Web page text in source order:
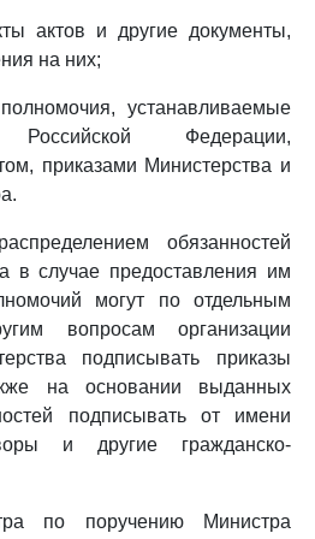
актов и другие документы,
на них;
устанавливаемые
Российской Федерации,
приказами Министерства и
обязанностей
в случае предоставления им
могут по отдельным
вопросам организации
подписывать приказы
на основании выданных
подписывать от имени
и другие гражданско-
по поручению Министра